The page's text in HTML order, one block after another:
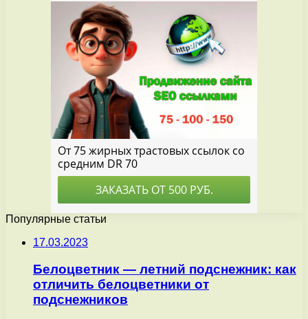
Популярные статьи
17.03.2023
Белоцветник — летний подснежник: как
отличить белоцветники от
подснежников